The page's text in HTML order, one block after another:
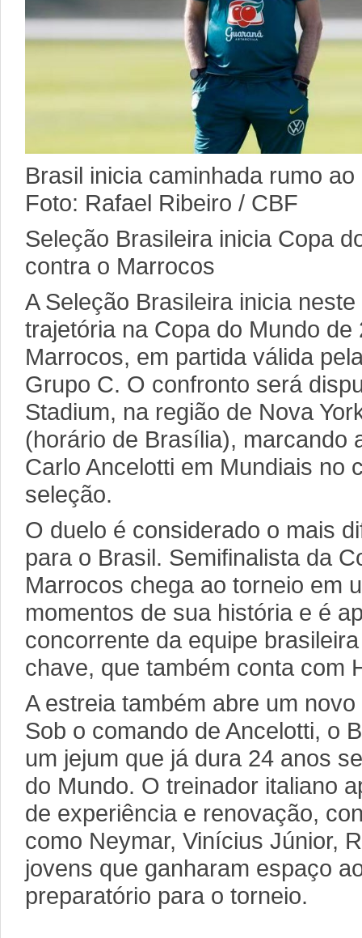
Brasil inicia caminhada rumo
Foto: Rafael Ribeiro / CBF
Seleção Brasileira inicia Copa
contra o Marrocos
A Seleção Brasileira inicia
trajetória na Copa do Mundo de
Marrocos, em partida válida
Grupo C. O confronto será
Stadium, na região de Nova
(horário de Brasília), marcando
Carlo Ancelotti em Mundiais no
seleção.
O duelo é considerado o mais
para o Brasil. Semifinalista da
Marrocos chega ao torneio em
momentos de sua história e é
concorrente da equipe
chave, que também conta com
A estreia também abre um
Sob o comando de Ancelotti, o
um jejum que já dura 24 anos
do Mundo. O treinador italiano
de experiência e renovação,
como Neymar, Vinícius Júnior,
jovens que ganharam espaço
preparatório para o torneio.